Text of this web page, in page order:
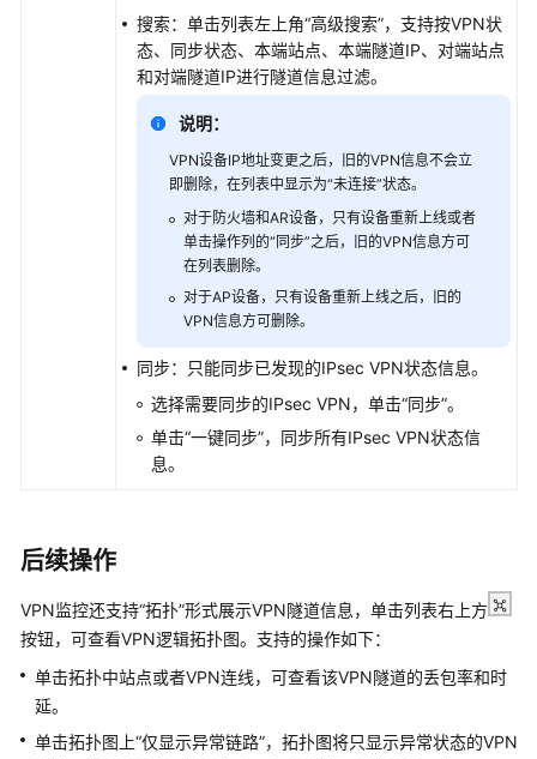
地
预
配
置
务
搜索：单击列表左上角“高级搜索”，支持按VPN状
态、同步状态、本端站点、本端隧道IP、对端站点
和对端隧道IP进行隧道信息过滤。
说明：
VPN设备IP地址变更之后，旧的VPN信息不会立
即删除，在列表中显示为“未连接”状态。
对于防火墙和AR设备，只有设备重新上线或者
单击操作列的“同步”之后，旧的VPN信息方可
在列表删除。
对于AP设备，只有设备重新上线之后，旧的
VPN信息方可删除。
同步：只能同步已发现的IPsec VPN状态信息。
选择需要同步的IPsec VPN，单击“同步”。
单击“一键同步”，同步所有IPsec VPN状态信
息。
后续操作
VPN监控还支持“拓扑”形式展示VPN隧道信息，单击列表右上方
按钮，可查看VPN逻辑拓扑图。支持的操作如下：
单击拓扑中站点或者VPN连线，可查看该VPN隧道的丢包率和时
延。
单击拓扑图上“仅显示异常链路”，拓扑图将只显示异常状态的VPN